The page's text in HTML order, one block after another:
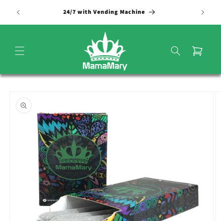
direttamente
24/7 with Vending Machine
Carrello
informazioni
sul
prodotto